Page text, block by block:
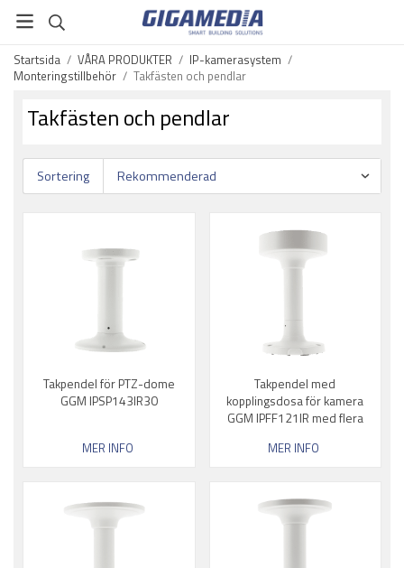
Startsida / VÅRA PRODUKTER / IP-kamerasystem /
Monteringstillbehör / Takfästen och pendlar
Takfästen och pendlar
Sortering
Takpendel för PTZ-dome
GGM IPSP143IR30
MER INFO
Takpendel med
kopplingsdosa för kamera
GGM IPFF121IR med flera
MER INFO